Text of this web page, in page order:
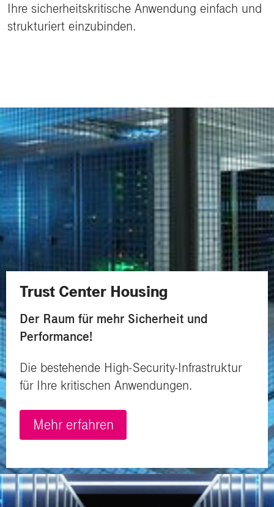
Ihre sicherheitskritische Anwendung einfach und
strukturiert einzubinden.
Trust Center Housing
Der Raum für mehr Sicherheit und
Performance!
Die bestehende High-Security-Infrastruktur
für Ihre kritischen Anwendungen.
Mehr erfahren